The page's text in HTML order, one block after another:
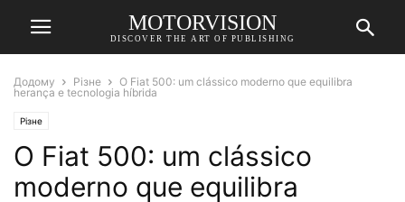
MOTORVISION
DISCOVER THE ART OF PUBLISHING
Додому Різне
O Fiat 500: um clássico moderno que equilibra
herança e tecnologia híbrida
Різне
O Fiat 500: um clássico
moderno que equilibra